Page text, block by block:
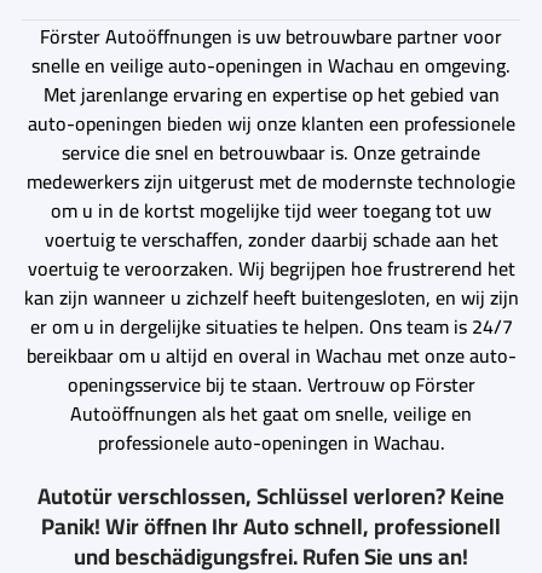
Förster Autoöffnungen is uw betrouwbare partner voor
snelle en veilige auto-openingen in Wachau en omgeving.
Met jarenlange ervaring en expertise op het gebied van
auto-openingen bieden wij onze klanten een professionele
service die snel en betrouwbaar is. Onze getrainde
medewerkers zijn uitgerust met de modernste technologie
om u in de kortst mogelijke tijd weer toegang tot uw
voertuig te verschaffen, zonder daarbij schade aan het
voertuig te veroorzaken. Wij begrijpen hoe frustrerend het
kan zijn wanneer u zichzelf heeft buitengesloten, en wij zijn
er om u in dergelijke situaties te helpen. Ons team is 24/7
bereikbaar om u altijd en overal in Wachau met onze auto-
openingsservice bij te staan. Vertrouw op Förster
Autoöffnungen als het gaat om snelle, veilige en
professionele auto-openingen in Wachau.
Autotür verschlossen, Schlüssel verloren? Keine
Panik! Wir öffnen Ihr Auto schnell, professionell
und beschädigungsfrei. Rufen Sie uns an!